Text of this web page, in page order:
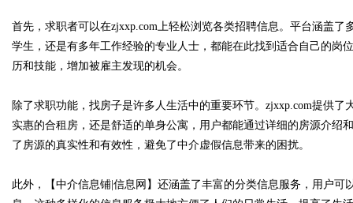
ar
首先，求职者可以在zjxxp.com上轻松浏览各类招聘信息。平台涵盖
学生，还是有多年工作经验的专业人士，都能在此找到适合自己的岗
历和技能，增加被雇主发现的机会。
除了求职功能，找房子是许多人生活中的重要环节。zjxxp.com提供
实惠的合租房，还是舒适的单身公寓，用户都能通过详细的房源介绍
了房源的真实性和有效性，避免了中介虚假信息带来的困扰。
此外，【中介信息铺|信息网】还涵盖了丰富的分类信息服务，用户